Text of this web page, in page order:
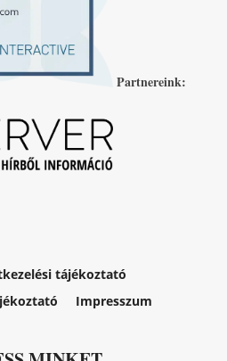
Partnereink:
tájékoztató
Impresszum